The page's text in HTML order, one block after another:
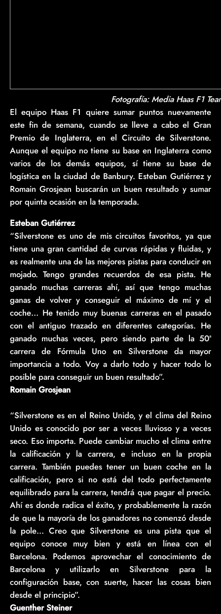
Fotografía: Media Haas F1
El equipo Haas F1 quiere sumar puntos nuevamente
este fin de semana, cuando se lleve a cabo el Gran
Premio de Inglaterra, en el Circuito de Silverstone.
Aunque el equipo no tiene su base en Inglaterra como
varios de los demás equipos, sí tiene su base de
logística en la ciudad de Banbury. Esteban Gutiérrez y
Romain Grosjean buscarán un buen resultado y sumar
por quinta ocasión en la temporada.
Esteban Gutiérrez
“Silverstone es uno de mis circuitos favoritos, ya que
tiene una gran cantidad de curvas rápidas y fluidas, y
es realmente una de las mejores pistas para conducir en
mojado. Tengo grandes recuerdos de esa pista. He
ganado muchas carreras ahí, así que tengo muchas
ganas de volver y conseguir el máximo de mí y el
coche… He tenido muy buenas carreras en el pasado
con el antiguo trazado en diferentes categorías. He
ganado muchas veces, pero siendo parte de la 50ª
carrera de Fórmula Uno en Silverstone da mayor
importancia a todo. Voy a darlo todo y hacer todo lo
posible para conseguir un buen resultado”.
Romain Grosjean
“Silverstone es en el Reino Unido, y el clima del Reino
Unido es conocido por ser a veces lluvioso y a veces
seco. Eso importa. Puede cambiar mucho el clima entre
la calificación y la carrera, e incluso en la propia
carrera. También puedes tener un buen coche en la
calificación, pero si no está del todo perfectamente
equilibrado para la carrera, tendrá que pagar el precio.
Ahí es donde radica el éxito, y probablemente la razón
de que la mayoría de los ganadores no comenzó desde
la pole… Creo que Silverstone es una pista que el
equipo conoce muy bien y está en línea con el
Barcelona. Podemos aprovechar el conocimiento de
Barcelona y utilizarlo en Silverstone para la
configuración base, con suerte, hacer las cosas bien
desde el principio”.
Guenther Steiner